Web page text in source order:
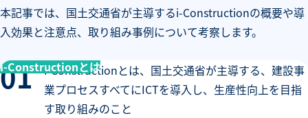
本記事では、国土交通省が主導するi-Constructionの概要や導
入効果と注意点、取り組み事例について考察します。
i-Constructionとは
i-Constructionとは、国土交通省が主導する、建設事
業プロセスすべてにICTを導入し、生産性向上を目指
す取り組みのこと